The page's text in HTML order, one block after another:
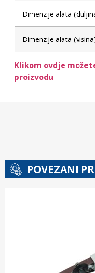
Dimenzije alata
Dimenzije alata (visina)
Klikom ovdje
proizvodu
POVEZANI